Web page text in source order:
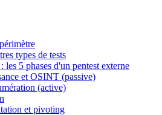
types de tests
5 phases d'un pentest externe
et OSINT (passive)
(active)
et pivoting